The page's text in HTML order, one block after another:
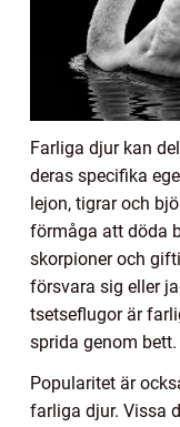
Farliga djur kan
deras specifika
lejon, tigrar och
förmåga att döda
skorpioner och
försvara sig eller
tsetseflugor är
sprida genom bett.
Popularitet är
farliga djur. Vissa